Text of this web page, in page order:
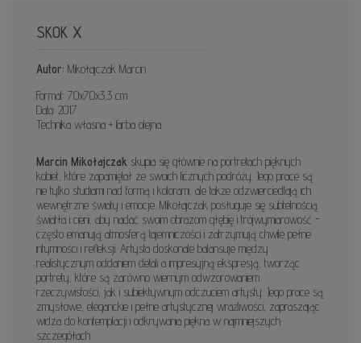
SKOK X
Autor: Mikołajczak Marcin
Format: 70x70x3,3 cm
Data: 2017
Technika własna + farba olejna
Marcin Mikołajczak skupia się głównie na portretach pięknych
kobiet, które zapamiętał ze swoich licznych podróży. Jego prace są
nie tylko studiami nad formą i kolorami, ale także odzwierciedlają ich
wewnętrzne światy i emocje. Mikołajczak posługuje się subtelnością
światła i cieni, aby nadać swoim obrazom głębię i trójwymiarowość -
często emanują atmosferą tajemniczości i zatrzymują chwile pełne
intymności i refleksji. Artysta doskonale balansuje między
realistycznym oddaniem detali a impresyjną ekspresją, tworząc
portrety, które są zarówno wiernym odwzorowaniem
rzeczywistości, jak i subiektywnym odczuciem artysty. Jego prace są
zmysłowe, eleganckie i pełne artystycznej wrażliwości, zapraszając
widza do kontemplacji i odkrywania piękna w najmniejszych
szczegółach.